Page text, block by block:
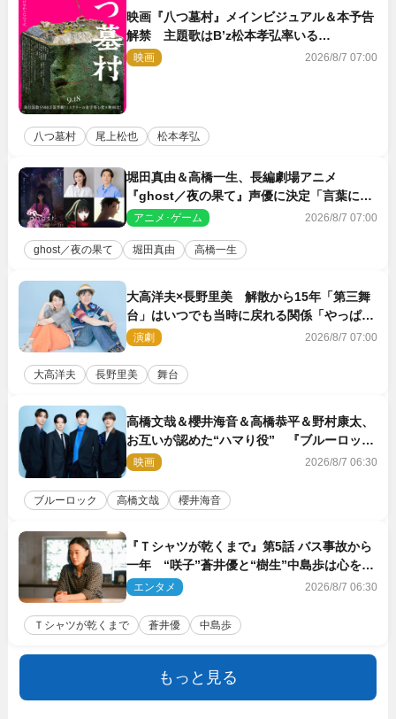
映画『八つ墓村』メインビジュアル＆本予告
解禁 主題歌はB’z松本孝弘率いる
TMG「DOOM」に決定
映画 2026/8/7 07:00
八つ墓村 尾上松也 松本孝弘
堀田真由＆高橋一生、長編劇場アニメ
『ghost／夜の果て』声優に決定「言葉には
できない沢山の感情を思い出しました」
アニメ･ゲーム 2026/8/7 07:00
ghost／夜の果て 堀田真由 高橋一生
大高洋夫×長野里美 解散から15年「第三舞
台」はいつでも当時に戻れる関係「やっぱり
他の方たちとは違います」
演劇 2026/8/7 07:00
大高洋夫 長野里美 舞台
高橋文哉＆櫻井海音＆高橋恭平＆野村康太、
お互いが認めた“ハマり役” 『ブルーロッ
ク』で築いた最高のチームワーク
映画 2026/8/7 06:30
ブルーロック 高橋文哉 櫻井海音
『Ｔシャツが乾くまで』第5話 バス事故から
一年 “咲子”蒼井優と“樹生”中島歩は心を許
しあえる関係に
エンタメ 2026/8/7 06:30
Ｔシャツが乾くまで 蒼井優 中島歩
もっと見る